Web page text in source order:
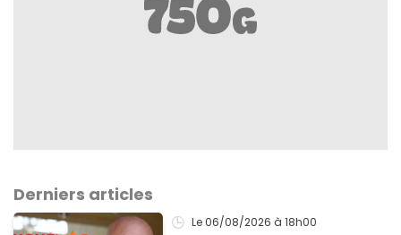
Derniers articles
Le 06/08/2026 à 18h00